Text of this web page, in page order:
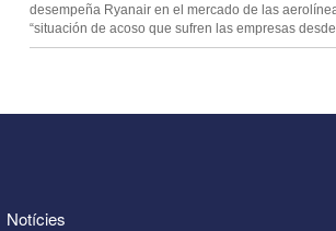
desempeña Ryanair en el mercado de las
“situación de acoso que sufren las empresas
Notícies